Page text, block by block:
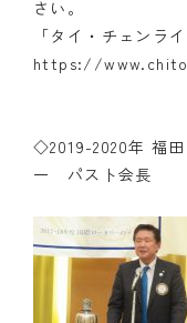
さい。
「タイ・チェン
https://
◇2019-2020年 福
一 パスト会長